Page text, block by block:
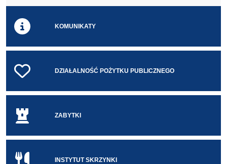
KOMUNIKATY
DZIAŁALNOŚĆ POŻYTKU PUBLICZNEGO
ZABYTKI
INSTYTUT SKRZYNKI